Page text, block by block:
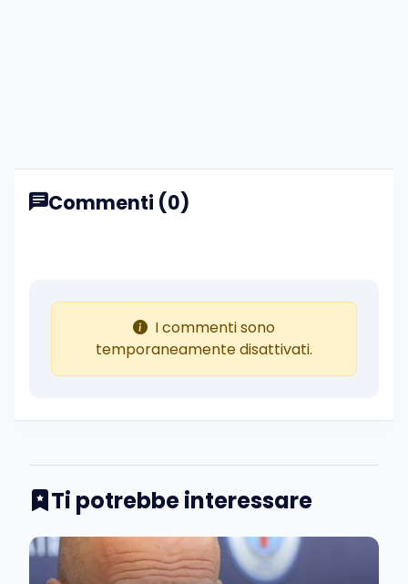
Commenti (0)
I commenti sono
temporaneamente disattivati.
Ti potrebbe interessare